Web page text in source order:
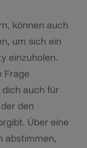
können auch
um sich ein
einzuholen.
Frage
auch für
den
Über eine
abstimmen,